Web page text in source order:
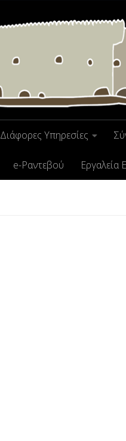
Διάφορες Υπηρεσίες
e-Ραντεβού Εργαλεία